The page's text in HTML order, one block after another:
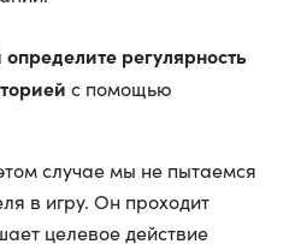
регулярность
с помощью
случае мы не пытаемся
в игру. Он проходит
целевое действие